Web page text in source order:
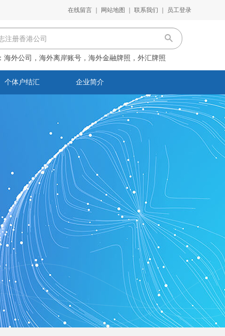
在线留言 网站地图 联系我们 员工登录
海外公司，海外离岸账号，海外金融牌照，外汇牌照
个体户结汇 企业简介